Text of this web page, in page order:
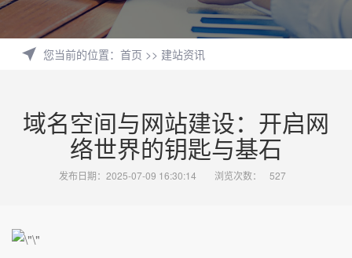
您当前的位置： 首页 >> 建站资讯
域名空间与网站建设：开启网
络世界的钥匙与基石
发布日期：2025-07-09 16:30:14 浏览次数： 527